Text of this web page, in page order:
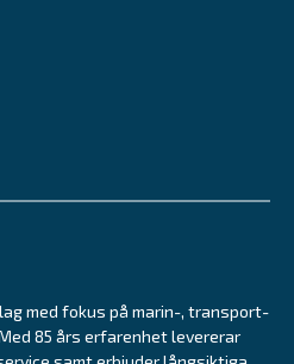
med fokus på marin-, transport-
85 års erfarenhet levererar